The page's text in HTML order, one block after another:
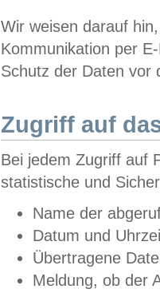
Wir weisen darauf
Kommunikation per
Schutz der Daten vor
Zugriff auf
Bei jedem Zugriff auf
statistische und
Name der
Datum und
Übertragene
Meldung, ob der